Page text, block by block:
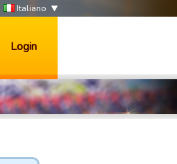
Italiano
Login